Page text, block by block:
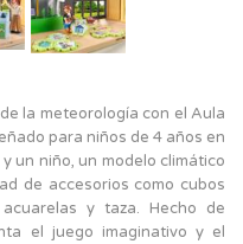
la meteorología con el Aula
para niños de 4 años en
un niño, un modelo climático
de accesorios como cubos
y taza. Hecho de
el juego imaginativo y el